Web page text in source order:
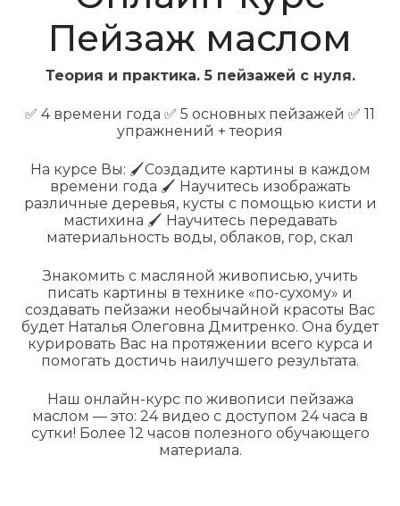
Пейзаж маслом
Теория и практика. 5 пейзажей с нуля.
✅ 4 времени года ✅ 5 основных пейзажей ✅ 11
упражнений + теория
На курсе Вы: 🖌️Создадите картины в каждом
времени года 🖌️ Научитесь изображать
различные деревья, кусты с помощью кисти и
мастихина 🖌️ Научитесь передавать
материальность воды, облаков, гор, скал
Знакомить с масляной живописью, учить
писать картины в технике «по-сухому» и
создавать пейзажи необычайной красоты Вас
будет Наталья Олеговна Дмитренко. Она будет
курировать Вас на протяжении всего курса и
помогать достичь наилучшего результата.
Наш онлайн-курс по живописи пейзажа
маслом — это: 24 видео с доступом 24 часа в
сутки! Более 12 часов полезного обучающего
материала.